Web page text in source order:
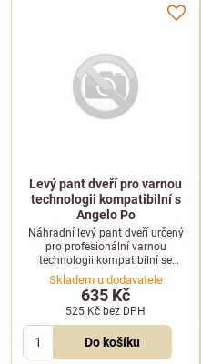
Levý pant dveří pro varnou
technologii kompatibilní s
Angelo Po
Náhradní levý pant dveří určený
pro profesionální varnou
technologii kompatibilní se
zařízeními značky Angelo Po.
Zajišťuje pevné uchycení a hladký
chod dveří.
Skladem u dodavatele
635 Kč
525 Kč bez DPH
Do košíku